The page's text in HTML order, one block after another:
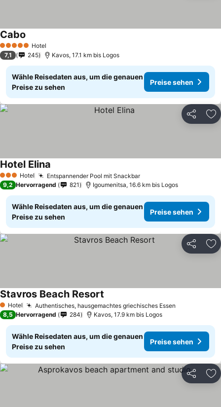
5 Sterne Hotel
Cabo
7,1 245 Kavos, 17.1 km bis Logos
Wähle Reisedaten aus, um die genauen
Preise zu sehen
Preise sehen
Teilen
3 SterneHotel Entspannender Pool mit Snackbar
Hotel Elina
9,2 Hervorragend 821 Igoumenitsa, 16.6 km bis Logos
Wähle Reisedaten aus, um die genauen
Preise zu sehen
Preise sehen
Teilen
1 Sterne
Hotel Authentisches, hausgemachtes griechisches Essen
Stavros Beach Resort
8,5 Hervorragend 284 Kavos, 17.9 km bis Logos
Wähle Reisedaten aus, um die genauen
Preise zu sehen
Preise sehen
Teilen